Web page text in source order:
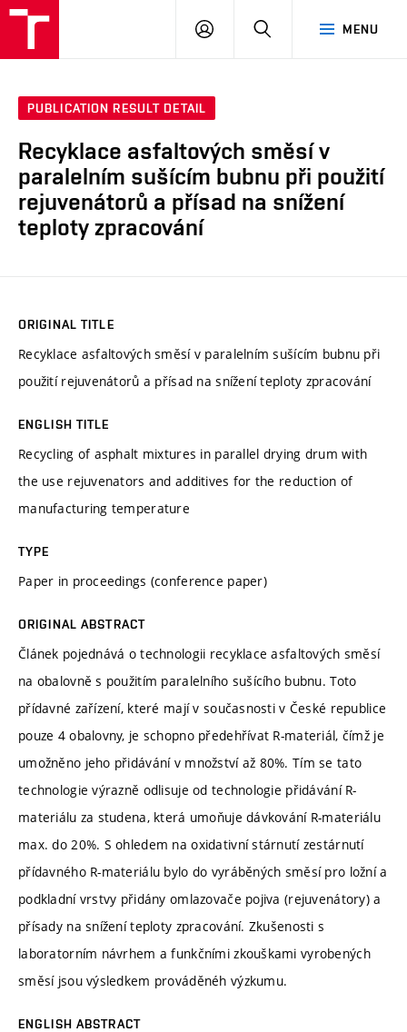
MENU
LOG
SEARCH
PUBLICATION RESULT DETAIL
Recyklace asfaltových směsí v
paralelním sušícím bubnu při použití
rejuvenátorů a přísad na snížení
teploty zpracování
ORIGINAL TITLE
Recyklace asfaltových směsí v paralelním sušícím bubnu při
použití rejuvenátorů a přísad na snížení teploty zpracování
ENGLISH TITLE
Recycling of asphalt mixtures in parallel drying drum with
the use rejuvenators and additives for the reduction of
manufacturing temperature
TYPE
Paper in proceedings (conference paper)
ORIGINAL ABSTRACT
Článek pojednává o technologii recyklace asfaltových směsí
na obalovně s použitím paralelního sušícího bubnu. Toto
přídavné zařízení, které mají v současnosti v České republice
pouze 4 obalovny, je schopno předehřívat R-materiál, čímž je
umožněno jeho přidávání v množství až 80%. Tím se tato
technologie výrazně odlisuje od technologie přidávání R-
materiálu za studena, která umoňuje dávkování R-materiálu
max. do 20%. S ohledem na oxidativní stárnutí zestárnutí
přídavného R-materiálu bylo do vyráběných směsí pro ložní a
podkladní vrstvy přidány omlazovače pojiva (rejuvenátory) a
přísady na snížení teploty zpracování. Zkušenosti s
laboratorním návrhem a funkčními zkouškami vyrobených
směsí jsou výsledkem prováděnéh výzkumu.
ENGLISH ABSTRACT